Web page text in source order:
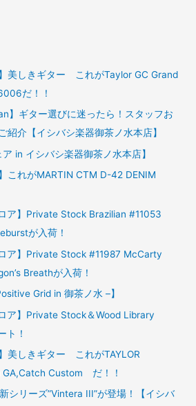
】美しきギター これがTaylor GC Grand
だ！！
】ギター選びに迷ったら！スタッフお
紹介【イシバシ楽器御茶ノ水本店】
ア in イシバシ楽器御茶ノ水本店】
これがMARTIN CTM D-42 DENIM
ア】Private Stock Brazilian #11053
が入荷！
ア】Private Stock #11987 McCarty
Breathが入荷！
Grid in 御茶ノ水 –】
ア】Private Stock＆Wood Library
ト！
美しきギター これがTAYLOR
Custom だ！！
シリーズ”Vintera III”が登場！【イシバ